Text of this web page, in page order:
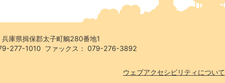
庫県揖保郡太子町鵤280番地1
277-1010 ファックス： 079-276-3892
ウェブアクセシビリティについて